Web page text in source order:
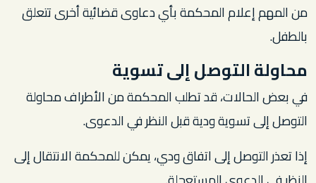
من المهم إعلام المحكمة بأي دعاوى قضائية أخرى تتعلق
بالطفل.
محاولة التوصل إلى تسوية
في بعض الحالات، قد تطلب المحكمة من الأطراف محاولة
التوصل إلى تسوية ودية قبل النظر في الدعوى.
إذا تعذر التوصل إلى اتفاق ودي، يمكن للمحكمة الانتقال إلى